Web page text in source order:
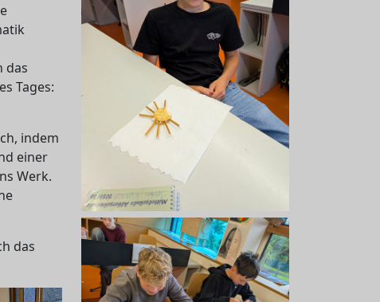
das
Tages:
indem
einer
Werk.
das